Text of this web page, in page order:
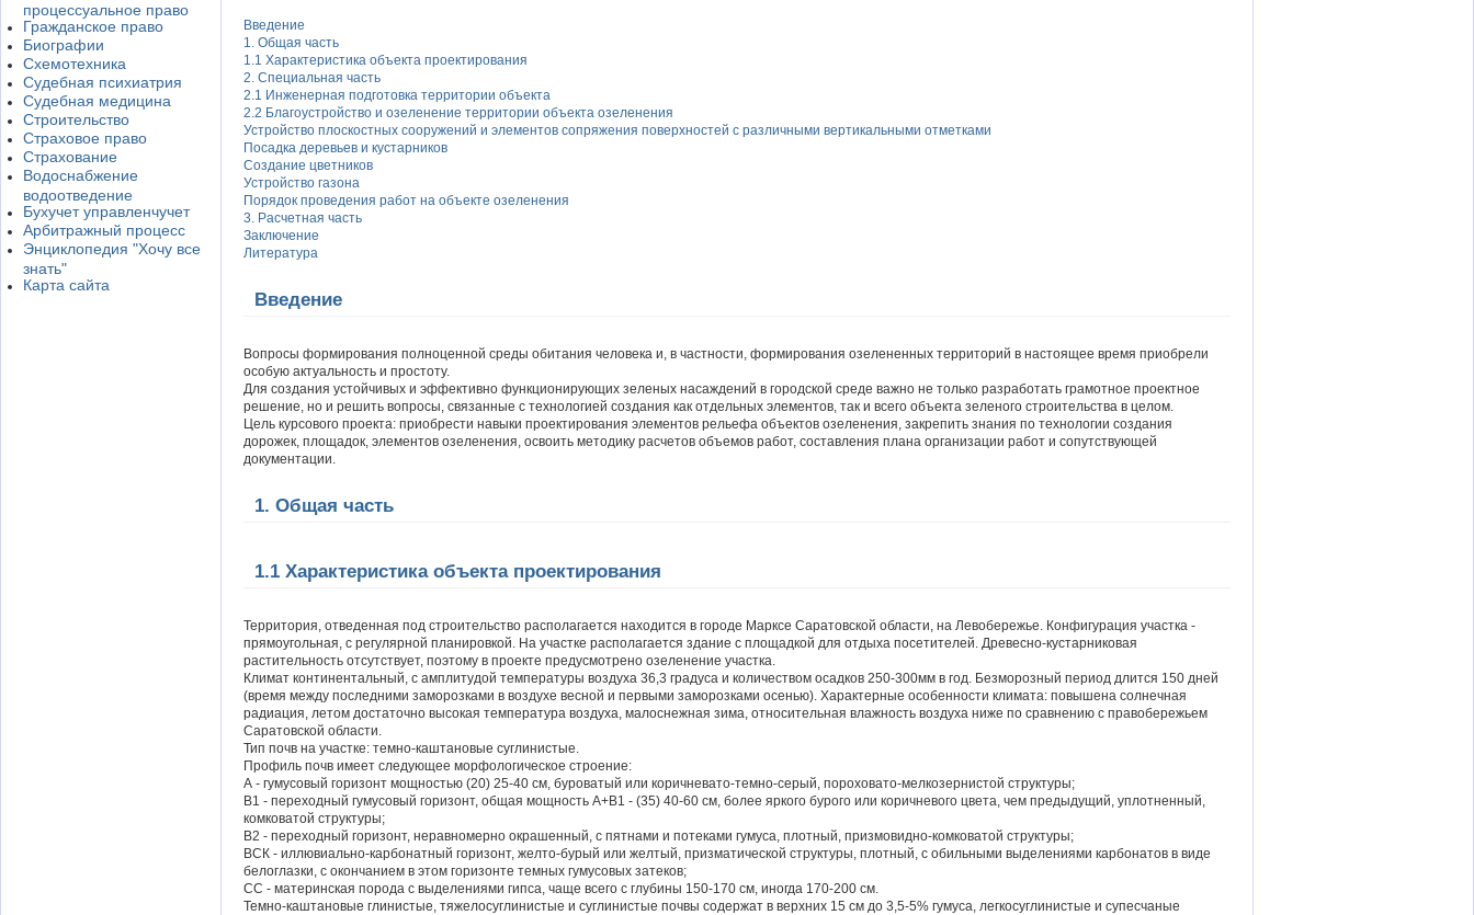
процессуальное право
Гражданское право
Биографии
Схемотехника
Судебная психиатрия
Судебная медицина
Строительство
Страховое право
Страхование
Водоснабжение
водоотведение
Бухучет управленчучет
Арбитражный процесс
Энциклопедия "Хочу все
знать"
Карта сайта
Введение
1. Общая часть
1.1 Характеристика объекта проектирования
2. Специальная часть
2.1 Инженерная подготовка территории объекта
2.2 Благоустройство и озеленение территории объекта озеленения
Устройство плоскостных сооружений и элементов сопряжения поверхностей с различными вертикальными отметками
Посадка деревьев и кустарников
Создание цветников
Устройство газона
Порядок проведения работ на объекте озеленения
3. Расчетная часть
Заключение
Литература
Введение
Вопросы формирования полноценной среды обитания человека и, в частности, формирования озелененных территорий в настоящее время приобрели
особую актуальность и простоту.
Для создания устойчивых и эффективно функционирующих зеленых насаждений в городской среде важно не только разработать грамотное проектное
решение, но и решить вопросы, связанные с технологией создания как отдельных элементов, так и всего объекта зеленого строительства в целом.
Цель курсового проекта: приобрести навыки проектирования элементов рельефа объектов озеленения, закрепить знания по технологии создания
дорожек, площадок, элементов озеленения, освоить методику расчетов объемов работ, составления плана организации работ и сопутствующей
документации.
1. Общая часть
1.1 Характеристика объекта проектирования
Территория, отведенная под строительство располагается находится в городе Марксе Саратовской области, на Левобережье. Конфигурация участка -
прямоугольная, с регулярной планировкой. На участке располагается здание с площадкой для отдыха посетителей. Древесно-кустарниковая
растительность отсутствует, поэтому в проекте предусмотрено озеленение участка.
Климат континентальный, с амплитудой температуры воздуха 36,3 градуса и количеством осадков 250-300мм в год. Безморозный период длится 150 дней
(время между последними заморозками в воздухе весной и первыми заморозками осенью). Характерные особенности климата: повышена солнечная
радиация, летом достаточно высокая температура воздуха, малоснежная зима, относительная влажность воздуха ниже по сравнению с правобережьем
Саратовской области.
Тип почв на участке: темно-каштановые суглинистые.
Профиль почв имеет следующее морфологическое строение:
А - гумусовый горизонт мощностью (20) 25-40 см, буроватый или коричневато-темно-серый, пороховато-мелкозернистой структуры;
B1 - переходный гумусовый горизонт, общая мощность А+B1 - (35) 40-60 см, более яркого бурого или коричневого цвета, чем предыдущий, уплотненный,
комковатой структуры;
В2 - переходный горизонт, неравномерно окрашенный, с пятнами и потеками гумуса, плотный, призмовидно-комковатой структуры;
ВСК - иллювиально-карбонатный горизонт, желто-бурый или желтый, призматической структуры, плотный, с обильными выделениями карбонатов в виде
белоглазки, с окончанием в этом горизонте темных гумусовых затеков;
СC - материнская порода с выделениями гипса, чаще всего с глубины 150-170 см, иногда 170-200 см.
Темно-каштановые глинистые, тяжелосуглинистые и суглинистые почвы содержат в верхних 15 см до 3,5-5% гумуса, легкосуглинистые и супесчаные